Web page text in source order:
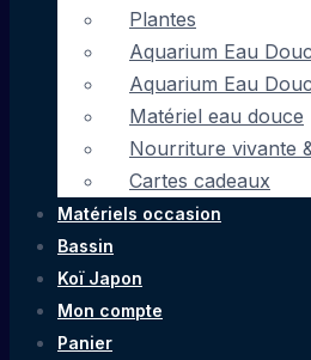
Plantes
Aquarium Eau
Aquarium Eau
Matériel eau douce
Nourriture vivante
Cartes cadeaux
Matériels occasion
Bassin
Koï Japon
Mon compte
Panier